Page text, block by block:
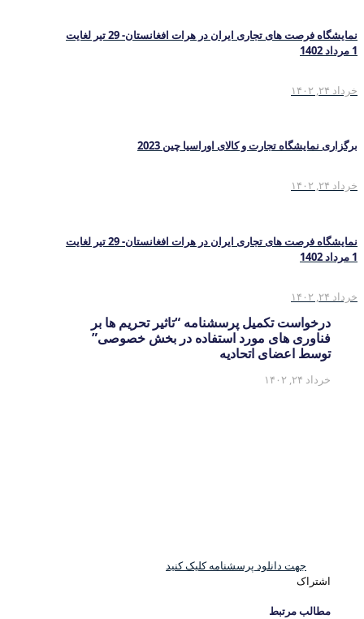
نمایشگاه فرصت های تجاری ایران در هرات افغانستان- 29 تیر لغایت
1 مرداد 1402
خرداد ۲۴, ۱۴۰۲
برگزاری نمایشگاه تجارت و کالای اوراسیا چین 2023
خرداد ۲۴, ۱۴۰۲
نمایشگاه فرصت های تجاری ایران در هرات افغانستان- 29 تیر لغایت
1 مرداد 1402
خرداد ۲۴, ۱۴۰۲
درخواست تکمیل پرسشنامه “تاثیر تحریم ها بر
فناوری های مورد استفاده در بخش خصوصی”
توسط اعضای اتحادیه
خرداد ۲۴, ۱۴۰۲
جهت دانلود پرسشنامه کلیک کنید
اشتراک
مطالب مرتبط